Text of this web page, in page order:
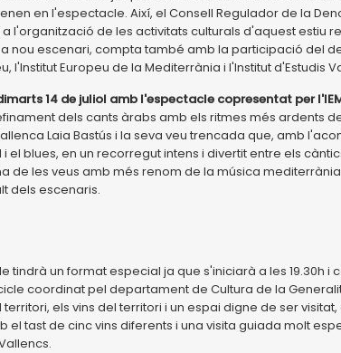
en l'espectacle. Així, el Consell Regulador de la
l'organització de les activitats culturals d'aquest estiu
nou escenari, compta també amb la participació del
l'Institut Europeu de la Mediterrània i l'Institut d'Estudis
14 de juliol amb l'espectacle copresentat per
dels cants àrabs amb els ritmes més ardents
Laia Bastús i la seva veu trencada que, amb
blues, en un recorregut intens i divertit entre els
de les veus amb més renom de la música
dels escenaris.
tindrà un format especial ja que s'iniciarà a les 19.30h
coordinat pel departament de Cultura de la
els vins del territori i un espai digne de ser
tast de cinc vins diferents i una visita guiada molt